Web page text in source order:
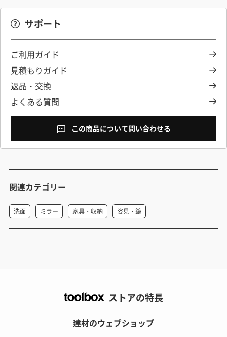
サポート
ご利用ガイド
見積もりガイド
返品・交換
よくある質問
この商品について問い合わせる
関連カテゴリー
洗面 ミラー 家具・収納 姿見・鏡
ストアの特長
建材のウェブショップ